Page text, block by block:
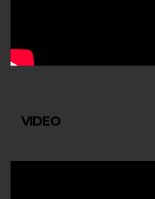
VIDEO